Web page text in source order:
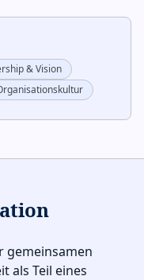
& Vision
gemeinsamen
als Teil eines